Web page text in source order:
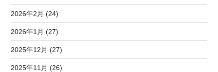
2026年2月 (24)
2026年1月 (27)
2025年12月 (27)
2025年11月 (26)